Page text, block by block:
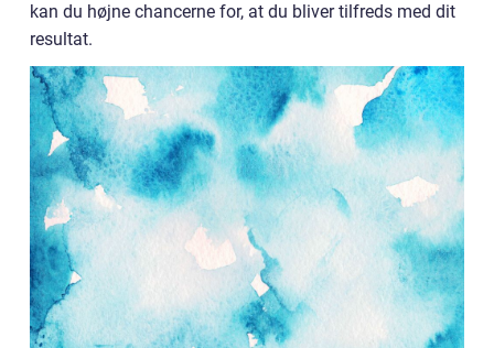
kan du højne chancerne for, at du bliver tilfreds med dit
resultat.